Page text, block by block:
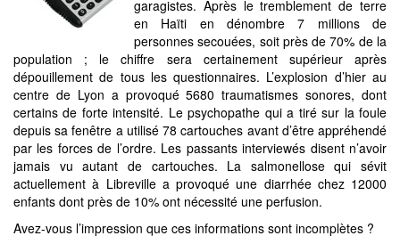
garagistes. Après le tremblement de terre
en Haïti en dénombre 7 millions de
personnes secouées, soit près de 70% de la
population ; le chiffre sera certainement supérieur après
dépouillement de tous les questionnaires. L’explosion d’hier au
centre de Lyon a provoqué 5680 traumatismes sonores, dont
certains de forte intensité. Le psychopathe qui a tiré sur la foule
depuis sa fenêtre a utilisé 78 cartouches avant d’être appréhendé
par les forces de l’ordre. Les passants interviewés disent n’avoir
jamais vu autant de cartouches. La salmonellose qui sévit
actuellement à Libreville a provoqué une diarrhée chez 12000
enfants dont près de 10% ont nécessité une perfusion.
Avez-vous l’impression que ces informations sont incomplètes ?